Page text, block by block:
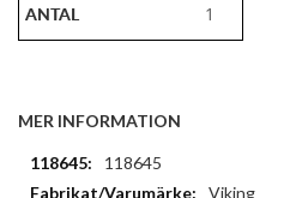
ANTAL
MER INFORMATION
Mer
information
118645
Viking